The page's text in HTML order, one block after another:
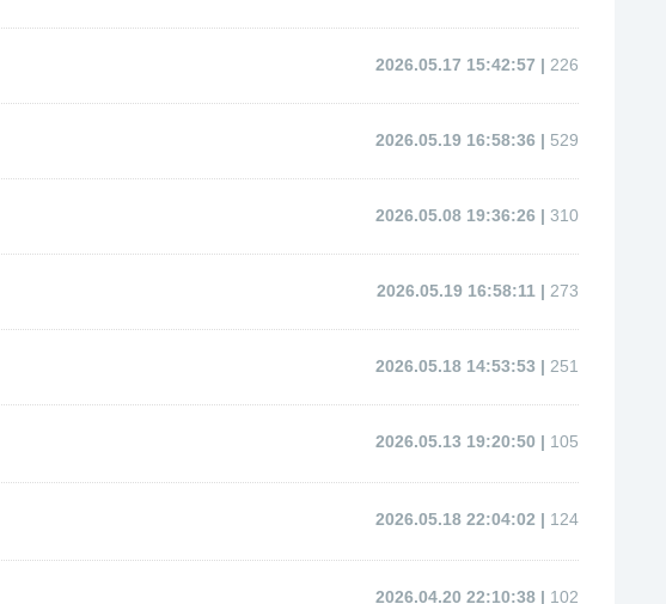
2026.05.17 15:42:57 | 226
2026.05.19 16:58:36 | 529
2026.05.08 19:36:26 | 310
2026.05.19 16:58:11 | 273
2026.05.18 14:53:53 | 251
2026.05.13 19:20:50 | 105
2026.05.18 22:04:02 | 124
2026.04.20 22:10:38 | 102